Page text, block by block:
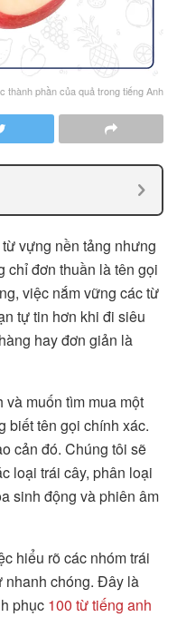
thành phần của quả trong tiếng Anh
vựng nền tảng nhưng
chỉ đơn thuần là tên gọi
việc nắm vững các từ
tự tin hơn khi đi siêu
hay đơn giản là
muốn tìm mua một
biết tên gọi chính xác.
cản đó. Chúng tôi sẽ
loại trái cây, phân loại
sinh động và phiên âm
hiểu rõ các nhóm trái
nhanh chóng. Đây là
phục 100 từ tiếng anh